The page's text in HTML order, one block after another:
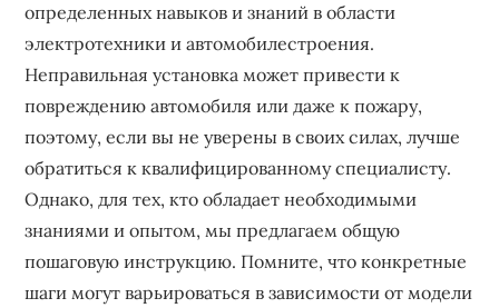
определенных навыков и знаний в области
электротехники и автомобилестроения.
Неправильная установка может привести к
повреждению автомобиля или даже к пожару,
поэтому, если вы не уверены в своих силах, лучше
обратиться к квалифицированному специалисту.
Однако, для тех, кто обладает необходимыми
знаниями и опытом, мы предлагаем общую
пошаговую инструкцию. Помните, что конкретные
шаги могут варьироваться в зависимости от модели